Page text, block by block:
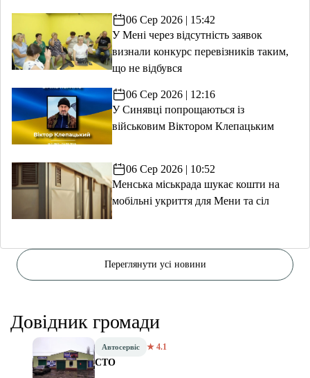
06 Сер 2026 | 15:42
У Мені через відсутність заявок
визнали конкурс перевізників таким,
що не відбувся
06 Сер 2026 | 12:16
У Синявці попрощаються із
військовим Віктором Клепацьким
06 Сер 2026 | 10:52
Менська міськрада шукає кошти на
мобільні укриття для Мени та сіл
Переглянути усі новини
Довідник громади
Автосервіс ★ 4.1
СТО